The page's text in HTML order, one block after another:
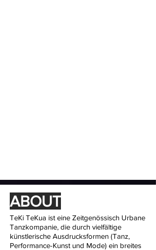
ABOUT
TeKi TeKua ist eine Zeitgenössisch Urbane
Tanzkompanie, die durch vielfältige
künstlerische Ausdrucksformen (Tanz,
Performance-Kunst und Mode) ein breites